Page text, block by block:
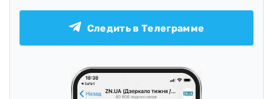
Следить в Телеграмме